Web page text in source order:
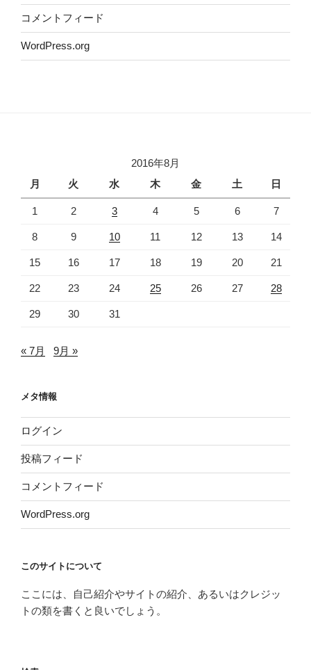
コメントフィード
WordPress.org
2016年8月
月
火 水 木 金 土 日
1 2 3 4 5 6 7
8 9 10 11 12 13 14
15 16 17 18 19 20 21
22 23 24 25 26 27 28
29 30 31
« 7月 9月 »
メタ情報
ログイン
投稿フィード
コメントフィード
WordPress.org
このサイトについて
ここには、自己紹介やサイトの紹介、あるいはクレジッ
トの類を書くと良いでしょう。